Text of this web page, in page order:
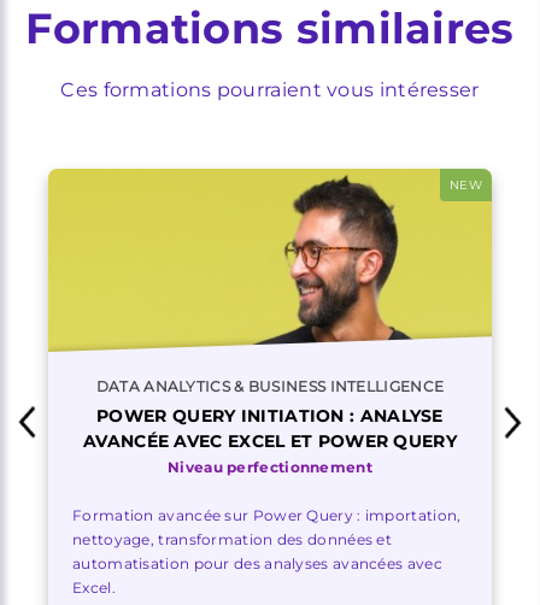
Formations similaires
Ces formations pourraient vous intéresser
NEW
DATA ANALYTICS & BUSINESS INTELLIGENCE
POWER QUERY INITIATION : ANALYSE
AVANCÉE AVEC EXCEL ET POWER QUERY
Niveau perfectionnement
Formation avancée sur Power Query : importation,
nettoyage, transformation des données et
automatisation pour des analyses avancées avec
Excel.